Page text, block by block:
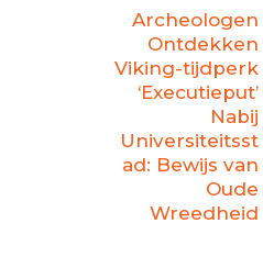
Archeologen
Ontdekken
Viking-tijdperk
‘Executieput’
Nabij
Universiteitsst
ad: Bewijs van
Oude
Wreedheid